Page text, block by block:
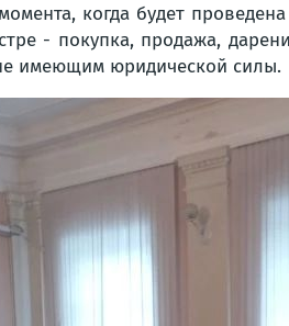
когда будет
- покупка, продажа,
имеющим юридической силы.